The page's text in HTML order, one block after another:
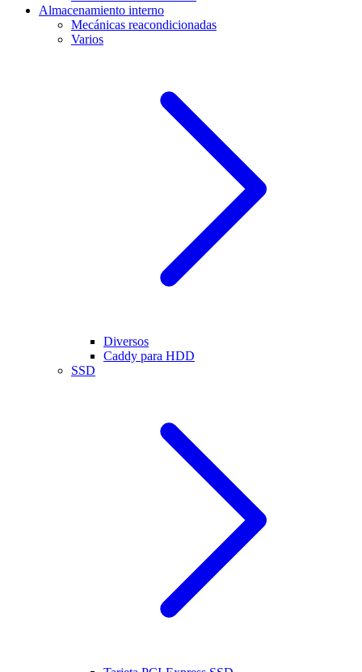
Almacenamiento interno
Mecánicas reacondicionadas
Varios
Diversos
Caddy para HDD
SSD